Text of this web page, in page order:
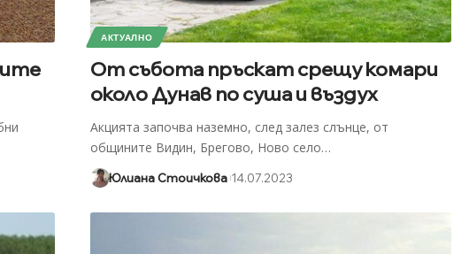
АКТУАЛНО
От събота пръскат срещу комари
около Дунав по суша и въздух
Акцията започва наземно, след залез слънце, от
общините Видин, Брегово, Ново село…
Юлиана Стоичкова 14.07.2023